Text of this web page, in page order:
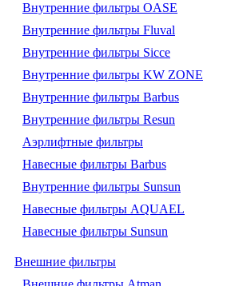
Внутренние фильтры OASE
Внутренние фильтры Fluval
Внутренние фильтры Sicce
Внутренние фильтры KW ZONE
Внутренние фильтры Barbus
Внутренние фильтры Resun
Аэрлифтные фильтры
Навесные фильтры Barbus
Внутренние фильтры Sunsun
Навесные фильтры AQUAEL
Навесные фильтры Sunsun
Внешние фильтры